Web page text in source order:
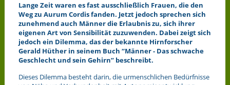
Lange Zeit waren es fast ausschließlich Frauen, die den
Weg zu Aurum Cordis fanden. Jetzt jedoch sprechen sich
zunehmend auch Männer die Erlaubnis zu, sich ihrer
eigenen Art von Sensibilität zuzuwenden. Dabei zeigt sich
jedoch ein Dilemma, das der bekannte Hirnforscher
Gerald Hüther in seinem Buch “Männer - Das schwache
Geschlecht und sein Gehirn” beschreibt.
Dieses Dilemma besteht darin, die urmenschlichen Bedürfnisse